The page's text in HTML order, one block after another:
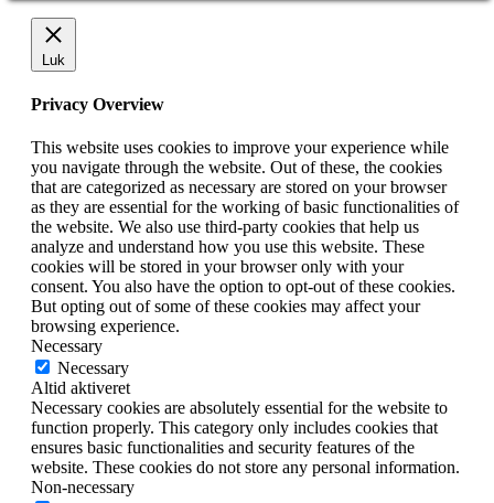
Luk
Privacy Overview
This website uses cookies to improve your experience while
you navigate through the website. Out of these, the cookies
that are categorized as necessary are stored on your browser
as they are essential for the working of basic functionalities of
the website. We also use third-party cookies that help us
analyze and understand how you use this website. These
cookies will be stored in your browser only with your
consent. You also have the option to opt-out of these cookies.
But opting out of some of these cookies may affect your
browsing experience.
Necessary
Necessary
Altid aktiveret
Necessary cookies are absolutely essential for the website to
function properly. This category only includes cookies that
ensures basic functionalities and security features of the
website. These cookies do not store any personal information.
Non-necessary